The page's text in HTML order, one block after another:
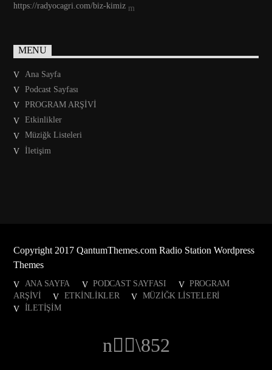
https://radyocagri.com/biz-kimiz
MENU
Ana Sayfa
Podcast Sayfası
PROGRAM ARŞİVİ
Etkinlikler
Müziğk Listeleri
İletişim
Copyright 2017 QantumThemes.com Radio Station Wordpress
Themes
ANA SAYFA PODCAST SAYFASI
PROGRAM
ARŞİVİ
ETKINLIKLER
MÜZIĞK LISTELERI
İLETIŞIM